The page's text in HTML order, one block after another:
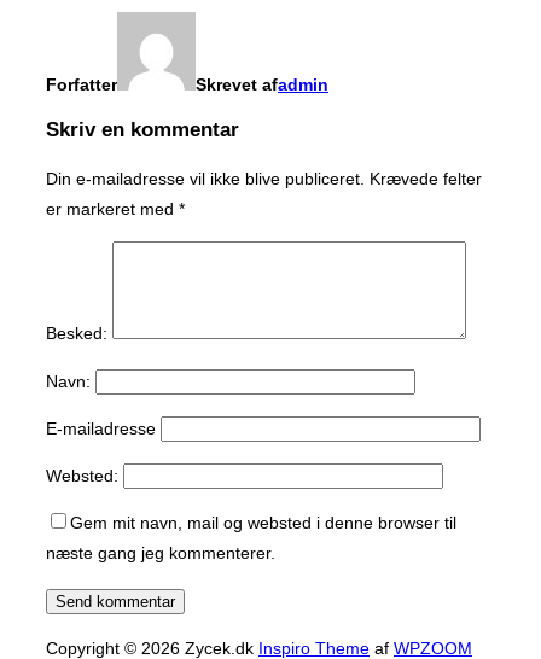
Forfatter Skrevet afadmin
Skriv en kommentar
Din e-mailadresse vil ikke blive publiceret. Krævede felter
er markeret med *
Besked:
Navn:
E-mailadresse
Websted:
Gem mit navn, mail og websted i denne browser til
næste gang jeg kommenterer.
Copyright © 2026 Zycek.dk Inspiro Theme af WPZOOM